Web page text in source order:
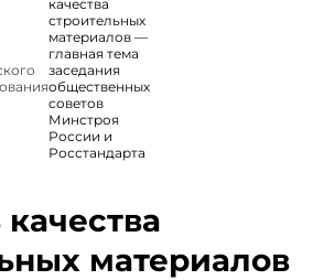
качества
строительных
материалов —
главная тема
заседания
общественных
советов
Минстроя
России и
Росстандарта
материалов